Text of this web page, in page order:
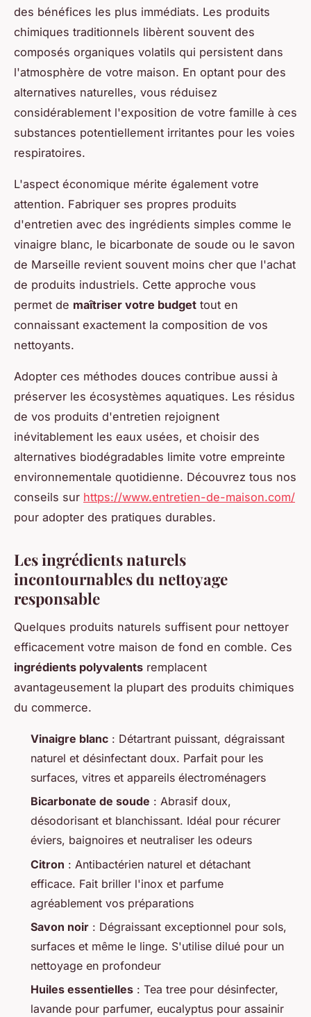
des bénéfices les plus immédiats. Les produits
chimiques traditionnels libèrent souvent des
composés organiques volatils qui persistent dans
l'atmosphère de votre maison. En optant pour des
alternatives naturelles, vous réduisez
considérablement l'exposition de votre famille à ces
substances potentiellement irritantes pour les voies
respiratoires.
L'aspect économique mérite également votre
attention. Fabriquer ses propres produits
d'entretien avec des ingrédients simples comme le
vinaigre blanc, le bicarbonate de soude ou le savon
de Marseille revient souvent moins cher que l'achat
de produits industriels. Cette approche vous
permet de maîtriser votre budget tout en
connaissant exactement la composition de vos
nettoyants.
Adopter ces méthodes douces contribue aussi à
préserver les écosystèmes aquatiques. Les résidus
de vos produits d'entretien rejoignent
inévitablement les eaux usées, et choisir des
alternatives biodégradables limite votre empreinte
environnementale quotidienne. Découvrez tous nos
conseils sur https://www.entretien-de-maison.com/
pour adopter des pratiques durables.
Les ingrédients naturels
incontournables du nettoyage
responsable
Quelques produits naturels suffisent pour nettoyer
efficacement votre maison de fond en comble. Ces
ingrédients polyvalents remplacent
avantageusement la plupart des produits chimiques
du commerce.
Vinaigre blanc : Détartrant puissant, dégraissant
naturel et désinfectant doux. Parfait pour les
surfaces, vitres et appareils électroménagers
Bicarbonate de soude : Abrasif doux,
désodorisant et blanchissant. Idéal pour récurer
éviers, baignoires et neutraliser les odeurs
Citron : Antibactérien naturel et détachant
efficace. Fait briller l'inox et parfume
agréablement vos préparations
Savon noir : Dégraissant exceptionnel pour sols,
surfaces et même le linge. S'utilise dilué pour un
nettoyage en profondeur
Huiles essentielles : Tea tree pour désinfecter,
lavande pour parfumer, eucalyptus pour assainir